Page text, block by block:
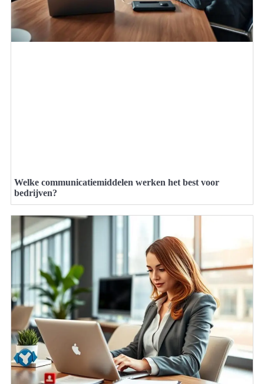
Welke communicatiemiddelen werken het best voor
bedrijven?